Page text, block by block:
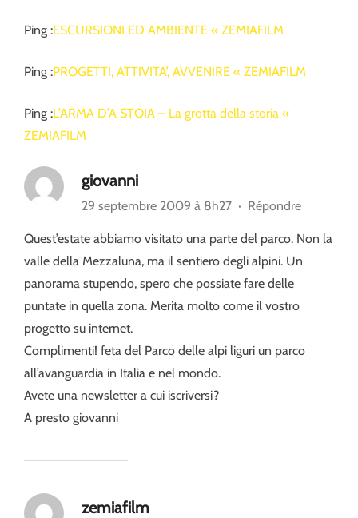
Ping :ESCURSIONI ED AMBIENTE « ZEMIAFILM
Ping :PROGETTI, ATTIVITA’, AVVENIRE « ZEMIAFILM
Ping :L’ARMA D’A STOIA – La grotta della storia «
ZEMIAFILM
giovanni
29 septembre 2009 à 8h27 · Répondre
Quest’estate abbiamo visitato una parte del parco. Non la
valle della Mezzaluna, ma il sentiero degli alpini. Un
panorama stupendo, spero che possiate fare delle
puntate in quella zona. Merita molto come il vostro
progetto su internet.
Complimenti! feta del Parco delle alpi liguri un parco
all’avanguardia in Italia e nel mondo.
Avete una newsletter a cui iscriversi?
A presto giovanni
zemiafilm